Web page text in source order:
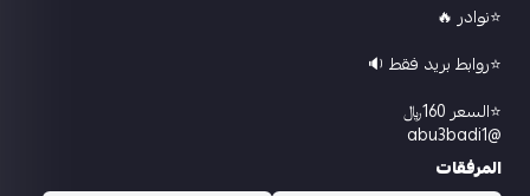
⭐️نوادر 🔥
⭐️روابط بريد فقط 🔉
⭐️السعر 160﷼
@abu3badi1
المرفقات